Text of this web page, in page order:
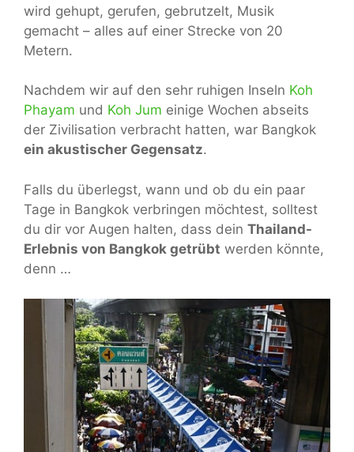
wird gehupt, gerufen, gebrutzelt, Musik
gemacht – alles auf einer Strecke von 20
Metern.
Nachdem wir auf den sehr ruhigen Inseln Koh
Phayam und Koh Jum einige Wochen abseits
der Zivilisation verbracht hatten, war Bangkok
ein akustischer Gegensatz.
Falls du überlegst, wann und ob du ein paar
Tage in Bangkok verbringen möchtest, solltest
du dir vor Augen halten, dass dein Thailand-
Erlebnis von Bangkok getrübt werden könnte,
denn …